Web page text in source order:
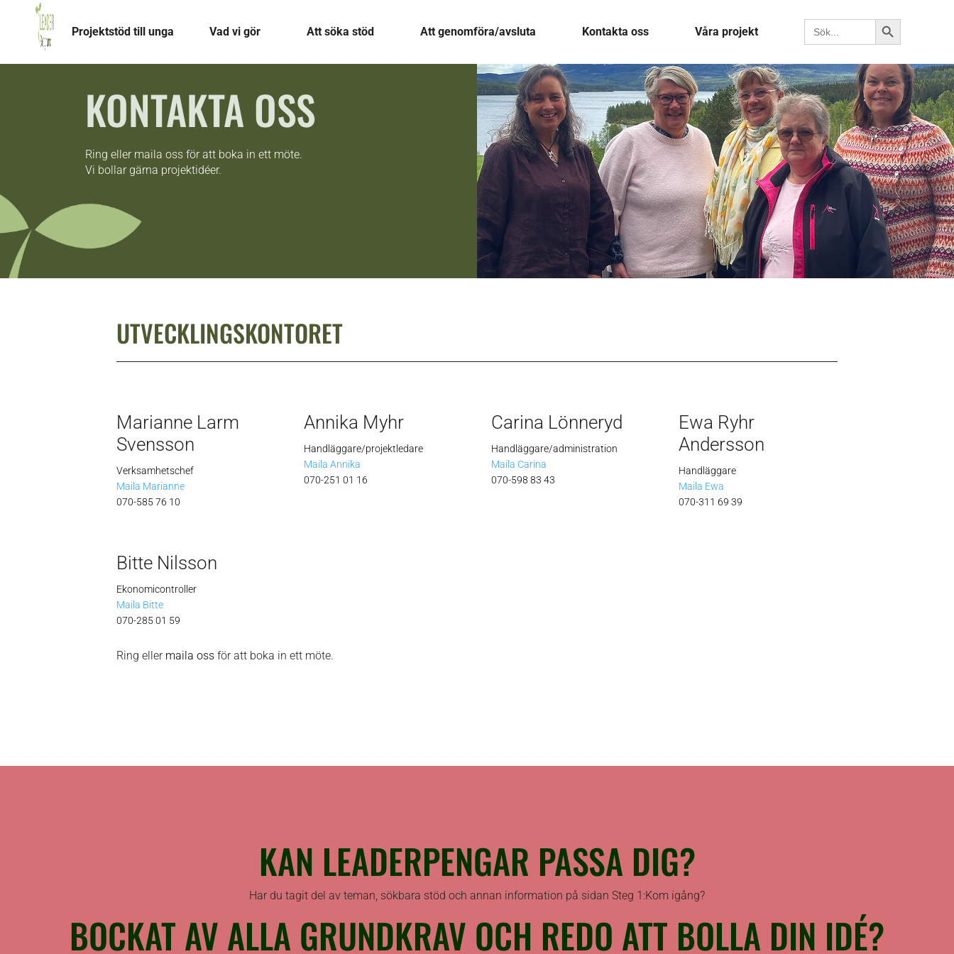
Projektstöd till unga Vad vi gör Att söka stöd Att genomföra/avsluta Kontakta oss Våra projekt Sök efter: Sökknapp
KONTAKTA OSS
Ring eller maila oss för att boka in ett möte.
Vi bollar gärna projektidéer.
UTVECKLINGSKONTORET
Marianne Larm
Svensson
Verksamhetschef
Maila Marianne
070-585 76 10
Annika Myhr
Handläggare/projektledare
Maila Annika
070-251 01 16
Carina Lönneryd
Handläggare/administration
Maila Carina
070-598 83 43
Ewa Ryhr
Andersson
Handläggare
Maila Ewa
070-311 69 39
Bitte Nilsson
Ekonomicontroller
Maila Bitte
070-285 01 59
Ring eller maila oss för att boka in ett möte.
KAN LEADERPENGAR PASSA DIG?
Har du tagit del av teman, sökbara stöd och annan information på sidan Steg 1:Kom igång?
BOCKAT AV ALLA GRUNDKRAV OCH REDO ATT BOLLA DIN IDÉ?